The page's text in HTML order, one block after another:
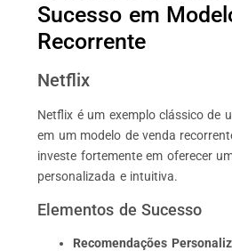
Sucesso em
Recorrente
Netflix
Netflix é um exemplo clássico de
em um modelo de venda
investe fortemente em oferecer
personalizada e intuitiva.
Elementos de Sucesso
Recomendações